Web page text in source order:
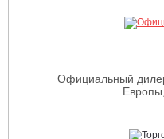
Официальный